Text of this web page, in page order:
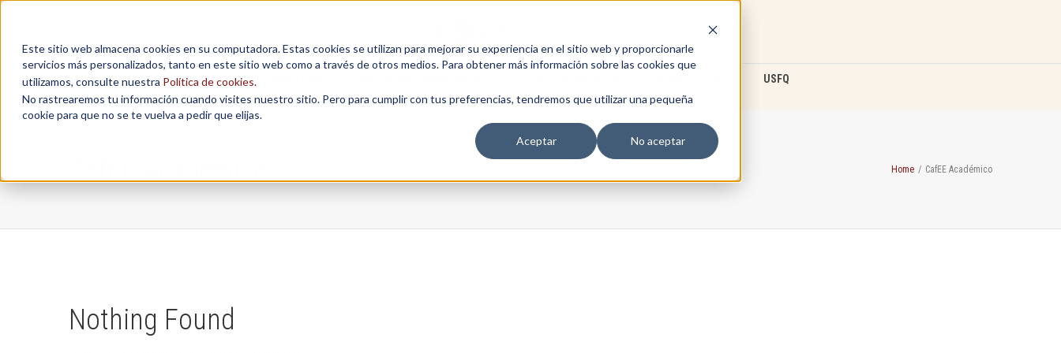
Este sitio web almacena cookies en su computadora. Estas cookies se utilizan para mejorar su experiencia en el sitio web y proporcionarle
servicios más personalizados, tanto en este sitio web como a través de otros medios. Para obtener más información sobre las cookies que
utilizamos, consulte nuestra Política de cookies.
No rastrearemos tu información cuando visites nuestro sitio. Pero para cumplir con tus preferencias, tendremos que utilizar una pequeña
cookie para que no se te vuelva a pedir que elijas.
Aceptar
No aceptar
USFQ
Home / CafEE Académico
Nothing Found